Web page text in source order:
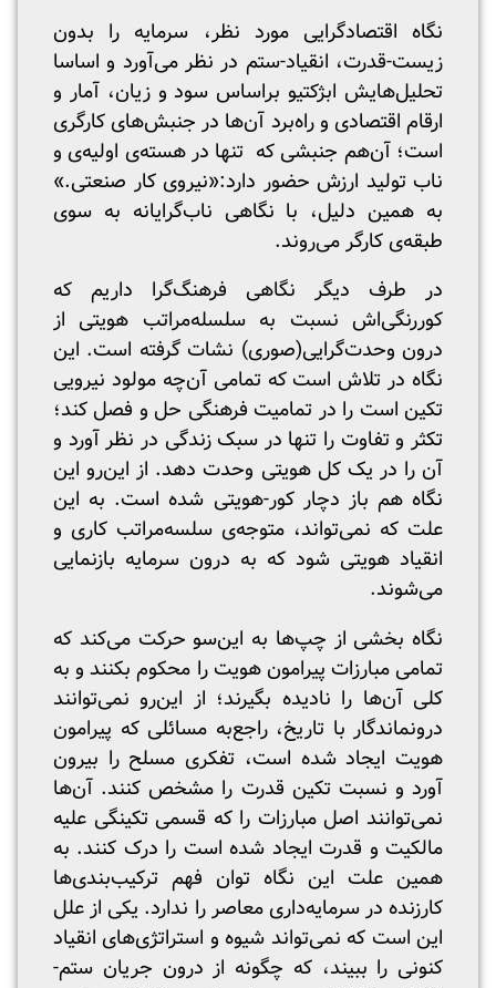
نگاه اقتصاد‌گرایی مورد نظر، سرمایه را بدون
زیست-قدرت، انقیاد-ستم در نظر می‌آورد و اساسا
تحلیل‌هایش ابژکتیو براساس سود و زیان، آمار و
ارقام اقتصادی و راه‌برد‌ آن‌ها در جنبش‌های کارگری
است؛ آن‌هم جنبشی که تنها در هسته‌‌ی اولیه‌ی و
ناب تولید ارزش حضور دارد:«نیروی کار صنعتی.»
به همین دلیل، با نگاهی ناب‌گرایانه به سوی
طبقه‌ی کارگر می‌روند.
در طرف دیگر نگاهی فرهنگ‌گرا داریم که
کور‌رنگی‌اش نسبت به سلسله‌مراتب هویتی از
درون وحدت‌گرایی‌(صوری‌) نشات گرفته است. این
نگاه در تلاش است که تمامی آن‌چه مولود نیرویی
تکین است را در تمامیت فرهنگی حل و فصل کند؛
تکثر و تفاوت را تنها در سبک زندگی در نظر آورد و
آن را در یک کل هویتی وحدت دهد. از این‌رو این
نگاه هم باز دچار کور-هویتی شده است. به این
علت که نمی‌تواند، متوجه‌ی سلسه‌مراتب کاری و
انقیاد هویتی شود که به درون سرمایه بازنمایی
می‌شوند.
نگاه بخشی از چپ‌ها به این‌سو حرکت می‌کند که
تمامی مبارزات پیرامون هویت را محکوم بکنند و به
کلی آن‌ها را نادیده بگیرند؛ از این‌رو نمی‌توانند
درونماندگار با تاریخ، راجع‌به مسائلی که پیرامون
هویت ایجاد شده است، تفکری مسلح را بیرون
آورد و نسبت تکین قدرت را مشخص کنند. آن‌ها
نمی‌توانند اصل مبارزات را که قسمی تکینگی علیه
مالکیت و قدرت ایجاد شده است را درک کنند. به
همین علت این نگاه توان فهم ترکیب‌بندی‌ها
کارزنده در سرمایه‌‌داری معاصر را ندارد. یکی از علل
این است که نمی‌تواند شیوه‌ و استراتژی‌های انقیاد
کنونی را ببیند، که چگونه از درون جریان ستم-